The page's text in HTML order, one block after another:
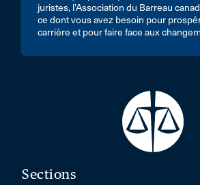
juristes, l’Association du Barreau
ce dont vous avez besoin pour
carrière et pour faire face aux
Sections